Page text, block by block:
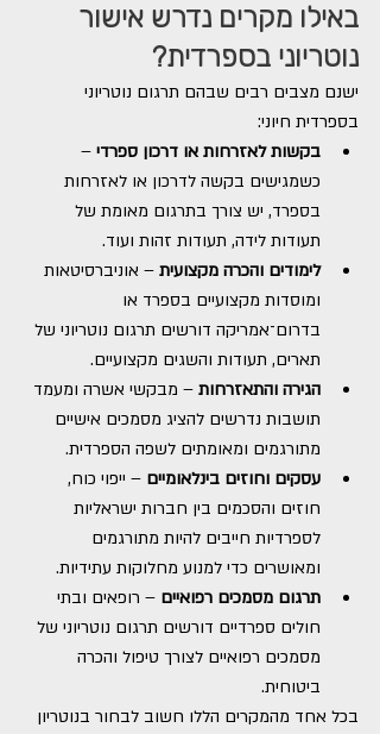
באילו מקרים נדרש אישור
נוטריוני בספרדית?
ישנם מצבים רבים שבהם תרגום נוטריוני
בספרדית חיוני:
בקשות לאזרחות או דרכון ספרדי –
כשמגישים בקשה לדרכון או לאזרחות
בספרד, יש צורך בתרגום מאומת של
תעודות לידה, תעודות זהות ועוד.
לימודים והכרה מקצועית – אוניברסיטאות
ומוסדות מקצועיים בספרד או
בדרום־אמריקה דורשים תרגום נוטריוני של
תארים, תעודות והשגים מקצועיים.
הגירה והתאזרחות – מבקשי אשרה ומעמד
תושבות נדרשים להציג מסמכים אישיים
מתורגמים ומאומתים לשפה הספרדית.
עסקים וחוזים בינלאומיים – ייפוי כוח,
חוזים והסכמים בין חברות ישראליות
לספרדיות חייבים להיות מתורגמים
ומאושרים כדי למנוע מחלוקות עתידיות.
תרגום מסמכים רפואיים – רופאים ובתי
חולים ספרדיים דורשים תרגום נוטריוני של
מסמכים רפואיים לצורך טיפול והכרה
ביטוחית.
בכל אחד מהמקרים הללו חשוב לבחור בנוטריון